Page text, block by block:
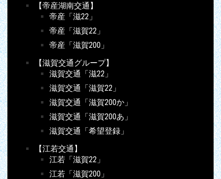
【帝産湖南交通】
帝産「滋22」
帝産「滋賀22」
帝産「滋賀200」
【滋賀交通グループ】
滋賀交通「滋22」
滋賀交通「滋賀22」
滋賀交通「滋賀200か」
滋賀交通「滋賀200あ」
滋賀交通「希望登録」
【江若交通】
江若「滋賀22」
江若「滋賀200」